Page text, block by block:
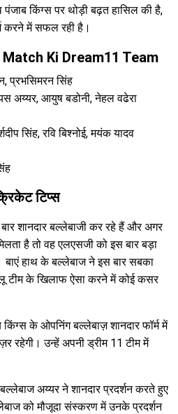
किंग्स पर थोड़ी बढ़त हासिल की है,
करने में सफल रही है।
Match Ki Dream11 Team
प्रभसिमरन सिंह
अय्यर, आयुष बडोनी, नेहल वढेरा
सिंह, रवि बिश्नोई, मयंक यादव
टिप्स
शानदार बल्लेबाजी कर रहे हैं और अगर
है तो वह एलएसजी को इस बार बड़ा
हाथ के बल्लेबाज ने इस बार सबका
टीम के खिलाफ ऐसा करने में कोई कसर
किंग्स के ओपनिंग बल्लेबाज़ शानदार फॉर्म में
रहेगी। उन्हें अपनी ड्रीम 11 टीम में
अय्यर ने शानदार प्रदर्शन करते हुए
को मौजूदा संस्करण में उनके प्रदर्शन